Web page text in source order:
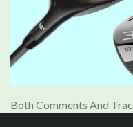
Both Comments And